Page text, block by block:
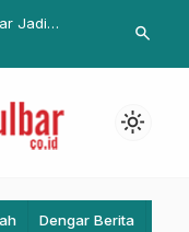
Gaji
Bapperida
Wujudkan
search
light_mode
Dengar Berita